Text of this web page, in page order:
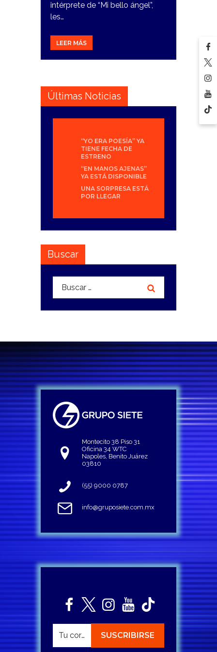
intérprete de “Mi bello ángel”,
les…
LEER MÁS
Últimas Noticias
“YO ERA POESÍA” YA
TIENE FECHA DE
ESTRENO
“EN MANOS AJENAS”
YA ESTÁ DISPONIBLE
UNA SORPRESA ESTÁ
POR LLEGAR
Buscar
Buscar:
Montecito 38 Piso 31
Oficina 34 WTC
Napoles, Benito Juárez
03810
(55) 9000 0787
info@gruposiete.com.mx